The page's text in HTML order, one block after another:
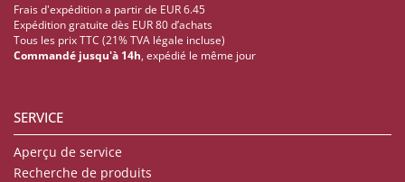
Frais d'expédition a partir de EUR 6.45
Expédition gratuite dès EUR 80 d’achats
Tous les prix TTC (21% TVA légale incluse)
Commandé jusqu'à 14h, expédié le même jour
SERVICE
Aperçu de service
Recherche de produits